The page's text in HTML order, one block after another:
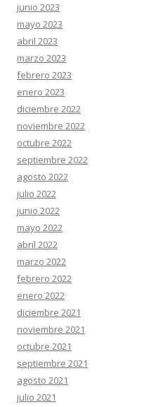
junio 2023
mayo 2023
abril 2023
marzo 2023
febrero 2023
enero 2023
diciembre 2022
noviembre 2022
octubre 2022
septiembre 2022
agosto 2022
julio 2022
junio 2022
mayo 2022
abril 2022
marzo 2022
febrero 2022
enero 2022
diciembre 2021
noviembre 2021
octubre 2021
septiembre 2021
agosto 2021
julio 2021